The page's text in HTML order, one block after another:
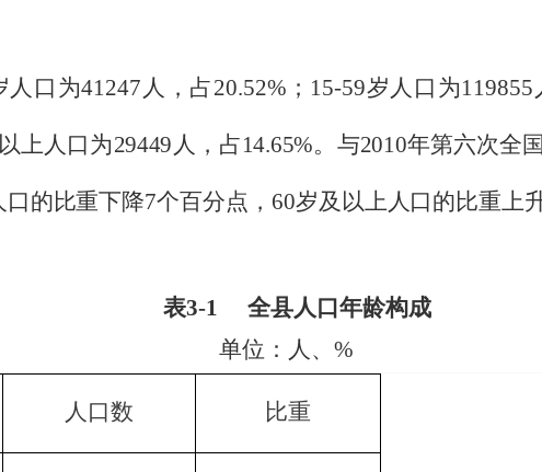
人口为41247 人，占20.52% ； 15-59岁人口为119855
上人口为29449 人，占14.65%。与2010年第六次全
口的比重下降7个百分点， 60岁及以上人口的比重上
表3-1 全县人口年龄构成
单位：人、%
人口数 比重